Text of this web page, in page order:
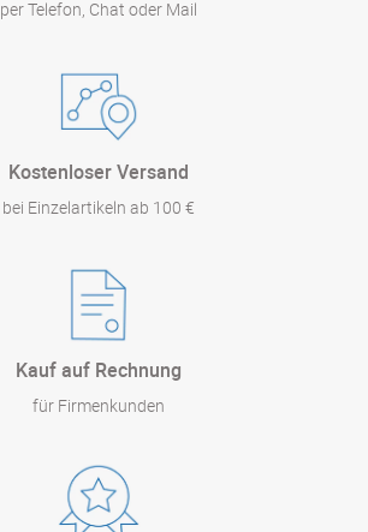
per Telefon, Chat oder Mail
Kostenloser Versand
bei Einzelartikeln ab 100 €
Kauf auf Rechnung
für Firmenkunden